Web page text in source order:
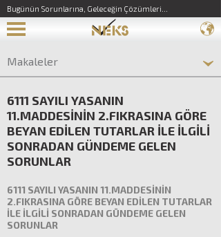
Bugünün Sorunlarına, Geleceğin Çözümleri...
Makaleler
6111 SAYILI YASANIN
11.MADDESİNİN 2.FIKRASINA GÖRE
BEYAN EDİLEN TUTARLAR İLE İLGİLİ
SONRADAN GÜNDEME GELEN
SORUNLAR
6111 SAYILI YASANIN 11.MADDESİNİN
2.FIKRASINA GÖRE BEYAN EDİLEN TUTARLAR
İLE İLGİLİ SONRADAN GÜNDEME GELEN
SORUNLAR